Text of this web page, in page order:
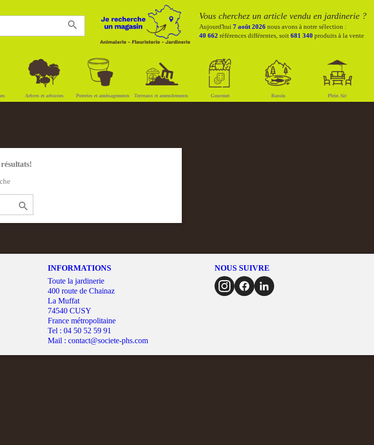
search
Vous cherchez un article vendu en jardinerie ?
Aujourd'hui 7 août 2026 nous avons à notre sélection :
40 662 références différentes, soit 681 340 produits à la vente
Arbres et arbustes Poteries et aménagements Terreaux et amendements Gourmet Bassin Plein Air

INFORMATIONS
Toute la jardinerie
400 route de Chainaz
La Muffat
74540 CUSY
France métropolitaine
Tel : 04 50 52 59 91
Mail : contact@societe-phs.com
NOUS SUIVRE